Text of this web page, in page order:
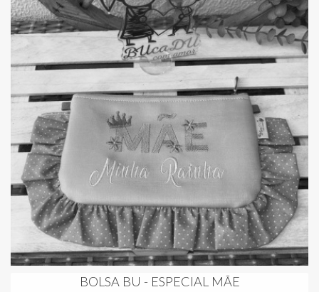
BOLSA BU - ESPECIAL MÃE